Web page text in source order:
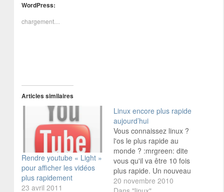
WordPress:
chargement…
Articles similaires
Rendre youtube « Light »
pour afficher les vidéos
plus rapidement
23 avril 2011
Linux encore plus rapide
aujourd’hui
Vous connaissez linux ?
l'os le plus rapide au
monde ? :mrgreen: dite
vous qu'il va être 10 fois
plus rapide. Un nouveau
patch risque de sortir
20 novembre 2010